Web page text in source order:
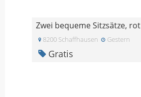
Zwei bequeme Sitzsätze, rot
8200 Schaffhausen Gestern
Gratis